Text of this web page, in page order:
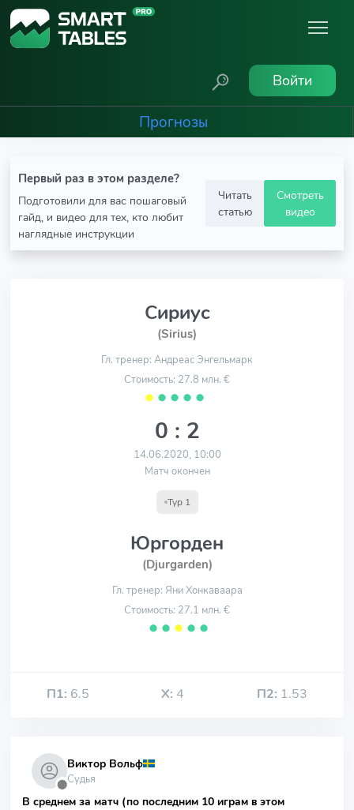
Войти
Прогнозы
Первый раз в этом разделе?
Подготовили для вас пошаговый
гайд, и видео для тех, кто любит
наглядные инструкции
Читать
статью
Смотреть
видео
Сириус
(Sirius)
Гл. тренер: Андреас Энгельмарк
Стоимость: 27.8 млн. €
⬤ ⬤ ⬤ ⬤ ⬤
0 : 2
14.06.2020, 10:00
Матч окончен
Тур 1
Юргорден
(Djurgarden)
Гл. тренер: Яни Хонкаваара
Стоимость: 27.1 млн. €
⬤ ⬤ ⬤ ⬤ ⬤
П1: 6.5 Х: 4 П2: 1.53
⬤
Виктор Вольф
Судья
В среднем за матч (по последним 10 играм в этом